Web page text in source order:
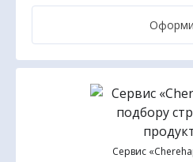
Сервис